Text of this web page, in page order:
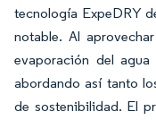
tecnología ExpeDRY
notable. Al
evaporación del
abordando así tanto
de sostenibilidad. El